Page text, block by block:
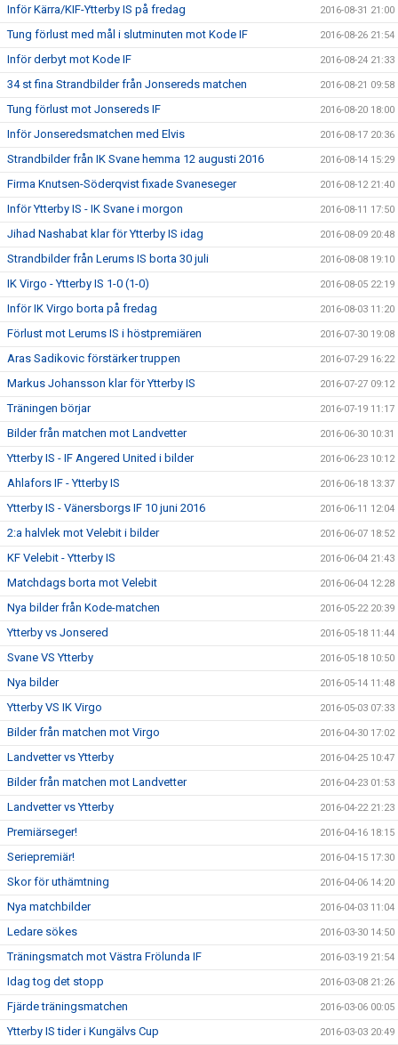
Inför Kärra/KIF-Ytterby IS på fredag 2016-08-31 21:00
Tung förlust med mål i slutminuten mot Kode IF 2016-08-26 21:54
Inför derbyt mot Kode IF 2016-08-24 21:33
34 st fina Strandbilder från Jonsereds matchen 2016-08-21 09:58
Tung förlust mot Jonsereds IF 2016-08-20 18:00
Inför Jonseredsmatchen med Elvis 2016-08-17 20:36
Strandbilder från IK Svane hemma 12 augusti 2016 2016-08-14 15:29
Firma Knutsen-Söderqvist fixade Svaneseger 2016-08-12 21:40
Inför Ytterby IS - IK Svane i morgon 2016-08-11 17:50
Jihad Nashabat klar för Ytterby IS idag 2016-08-09 20:48
Strandbilder från Lerums IS borta 30 juli 2016-08-08 19:10
IK Virgo - Ytterby IS 1-0 (1-0) 2016-08-05 22:19
Inför IK Virgo borta på fredag 2016-08-03 11:20
Förlust mot Lerums IS i höstpremiären 2016-07-30 19:08
Aras Sadikovic förstärker truppen 2016-07-29 16:22
Markus Johansson klar för Ytterby IS 2016-07-27 09:12
Träningen börjar 2016-07-19 11:17
Bilder från matchen mot Landvetter 2016-06-30 10:31
Ytterby IS - IF Angered United i bilder 2016-06-23 10:12
Ahlafors IF - Ytterby IS 2016-06-18 13:37
Ytterby IS - Vänersborgs IF 10 juni 2016 2016-06-11 12:04
2:a halvlek mot Velebit i bilder 2016-06-07 18:52
KF Velebit - Ytterby IS 2016-06-04 21:43
Matchdags borta mot Velebit 2016-06-04 12:28
Nya bilder från Kode-matchen 2016-05-22 20:39
Ytterby vs Jonsered 2016-05-18 11:44
Svane VS Ytterby 2016-05-18 10:50
Nya bilder 2016-05-14 11:48
Ytterby VS IK Virgo 2016-05-03 07:33
Bilder från matchen mot Virgo 2016-04-30 17:02
Landvetter vs Ytterby 2016-04-25 10:47
Bilder från matchen mot Landvetter 2016-04-23 01:53
Landvetter vs Ytterby 2016-04-22 21:23
Premiärseger! 2016-04-16 18:15
Seriepremiär! 2016-04-15 17:30
Skor för uthämtning 2016-04-06 14:20
Nya matchbilder 2016-04-03 11:04
Ledare sökes 2016-03-30 14:50
Träningsmatch mot Västra Frölunda IF 2016-03-19 21:54
Idag tog det stopp 2016-03-08 21:26
Fjärde träningsmatchen 2016-03-06 00:05
Ytterby IS tider i Kungälvs Cup 2016-03-03 20:49